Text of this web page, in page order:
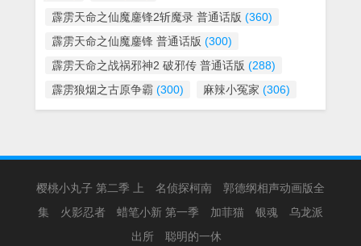
霹雳天命之仙魔鏖锋2斩魔录 普通话版 (360)
霹雳天命之仙魔鏖锋 普通话版 (300)
霹雳天命之战祸邪神2 破邪传 普通话版 (288)
霹雳狼烟之古原争霸 (300) 麻辣小冤家 (306)
樱桃小丸子 第二季 上 名侦探柯南
郭德纲相声动画版全
集
火影忍者 蜡笔小新 第一季 加菲猫 银魂
乌龙派
出所
聪明的一休